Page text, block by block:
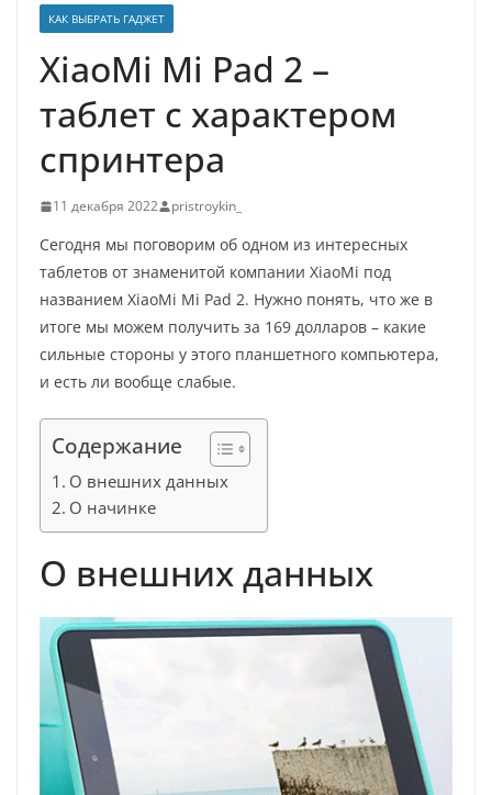
КАК ВЫБРАТЬ ГАДЖЕТ
XiaoMi Mi Pad 2 –
таблет с характером
спринтера
11 декабря 2022 pristroykin_
Сегодня мы поговорим об одном из интересных
таблетов от знаменитой компании XiaoMi под
названием XiaoMi Mi Pad 2. Нужно понять, что же в
итоге мы можем получить за 169 долларов – какие
сильные стороны у этого планшетного компьютера,
и есть ли вообще слабые.
Содержание
О внешних данных
О начинке
О внешних данных